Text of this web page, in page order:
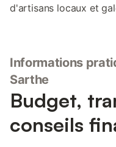
d'artisans locaux et
Informations
Sarthe
Budget,
conseils